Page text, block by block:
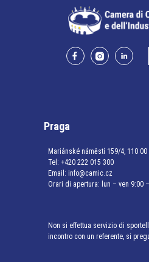
Praga
Mariánské náměstí 159/4, 110
Tel: +420 222 015 300
Email: info@camic.cz
Orari di apertura: lun – ven 9:00
Non si effettua servizio di
incontro con un referente, si